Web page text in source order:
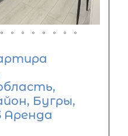
Бугры,
Аренда